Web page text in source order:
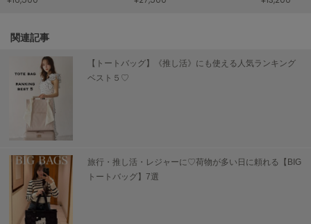
アンノイ
URBAN RESEARCH ROSSO
アーバンリサーチ ロッソ
USAGI Books
ウサギブックス
USAGI Gallery
ウサギギャラリー
USAGI Gift
ウサギギフト
関連記事
【トートバッグ】《推し活》にも使える人気ランキング
ベスト５♡
旅行・推し活・レジャーに♡荷物が多い日に頼れる【BIG
トートバッグ】7選